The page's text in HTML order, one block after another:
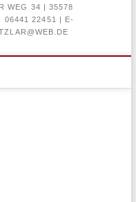
WEG 34 | 35578
06441 22451 | E-